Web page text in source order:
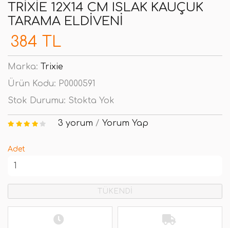
TRIXIE 12X14 CM ISLAK KAUÇUK
TARAMA ELDIVENI
384 TL
Marka: Trixie
Ürün Kodu: P0000591
Stok Durumu: Stokta Yok
3 yorum / Yorum Yap
Adet
TÜKENDİ